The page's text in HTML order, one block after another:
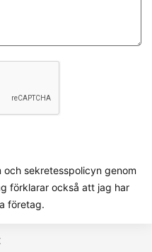
sekretesspolicyn genom
förklarar också att jag har
företag.